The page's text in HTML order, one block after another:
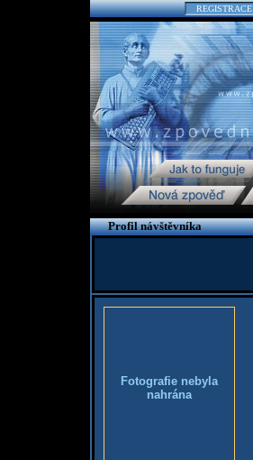
REGISTRACE
Profil návštěvníka
Fotografie nebyla
nahrána